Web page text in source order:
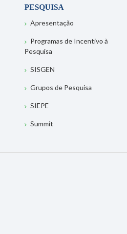
PESQUISA
Apresentação
Programas de Incentivo à
Pesquisa
SISGEN
Grupos de Pesquisa
SIEPE
Summit